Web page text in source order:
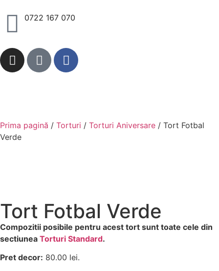
0722 167 070
Prima pagină / Torturi / Torturi Aniversare / Tort Fotbal
Verde
Tort Fotbal Verde
Compozitii posibile pentru acest tort sunt toate cele din
sectiunea Torturi Standard.
Pret decor: 80.00 lei.